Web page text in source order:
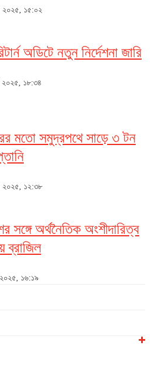
২০২৫, ১৫:০২
অডিটে নতুন নির্দেশনা জারি
২০২৫, ১৮:৩৪
মতো সমুদ্রপথে সাড়ে ৩ টন
২০২৫, ১২:৩৮
সঙ্গে অর্থনৈতিক অংশীদারিত্ব
ব্রাজিল
১৬:১৯